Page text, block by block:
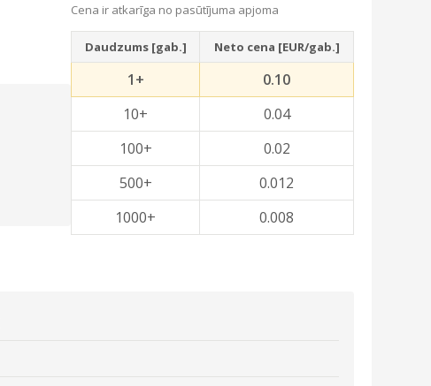
Cena ir atkarīga no pasūtījuma apjoma
Daudzums [gab.] Neto cena [EUR/gab.]
1+
0.10
10+
0.04
100+
0.02
500+
0.012
1000+
0.008